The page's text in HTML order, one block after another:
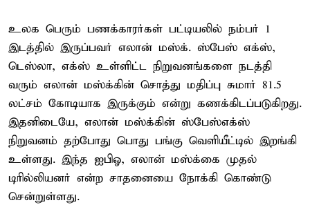
உலக பெரும் பணக்காரர்கள் பட்டியலில் நம்பர் 1
இடத்தில் இருப்பவர் எலான் மஸ்க். ஸ்பேஸ் எக்ஸ்,
டெஸ்லா, எக்ஸ் உள்ளிட்ட நிறுவனங்களை நடத்தி
வரும் எலான் மஸ்க்கின் சொத்து மதிப்பு சுமார் 81.5
லட்சம் கோடியாக இருக்கும் என்று கணக்கிடப்படுகிறது.
இதனிடையே, எலான் மஸ்க்கின் ஸ்பேஸ்எக்ஸ்
நிறுவனம் தற்போது பொது பங்கு வெளியீட்டில் இறங்கி
உள்ளது. இந்த ஐபிஓ, எலான் மஸ்க்கை முதல்
டிரில்லியனர் என்ற சாதனையை நோக்கி கொண்டு
சென்றுள்ளது.